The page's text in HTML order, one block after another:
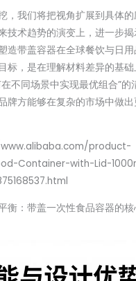
，我们将把视角扩展到具体
技术趋势的演变上，进一步
造带盖容器在全球餐饮与日用
标，是在理解材料差异的基
不同场景中实现最优组合”的
牌方能够在复杂的市场中做出
product-
Container-with-Lid-
衡：带盖一次性食品容器的